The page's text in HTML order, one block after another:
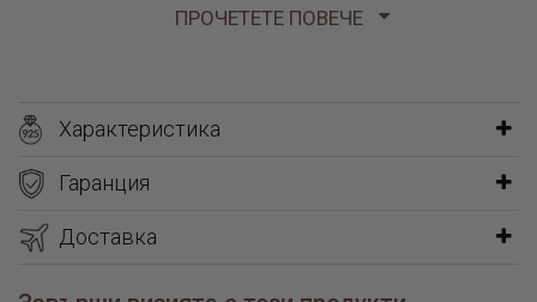
ПРОЧЕТЕТЕ ПОВЕЧЕ
Характеристика
Гаранция
Доставка